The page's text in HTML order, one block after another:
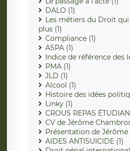
DALO (1)
Les métiers du Droit
plus (1)
Compliance (1)
ASPA (1)
Indice de référence des
PMA (1)
JLD (1)
Alcool (1)
Histoire des idées
Linky (1)
CROUS REPAS
CV de Jérôme
Présentation de Jérôme
AIDES ANTISUICIDE (1)